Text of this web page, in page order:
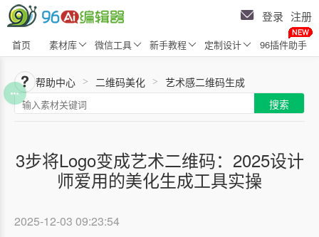
首页 素材库 微信工具 新手教程 定制设计 96插件助手
登录 注册
帮助中心 > 二维码美化 >
艺术感二维码生成
搜索
3步将Logo变成艺术二维码：2025设计
师爱用的美化生成工具实操
2025-12-03 09:23:54